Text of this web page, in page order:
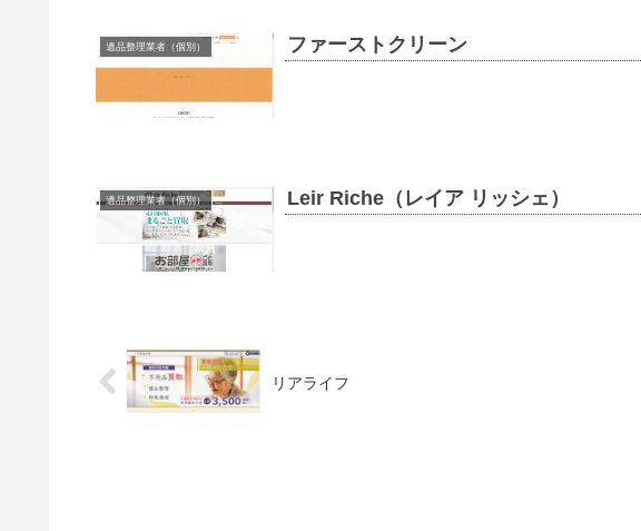
遺品整理業者（個別） ファーストクリーン
遺品整理業者（個別） Leir Riche（レイア リッシェ）
リアライフ